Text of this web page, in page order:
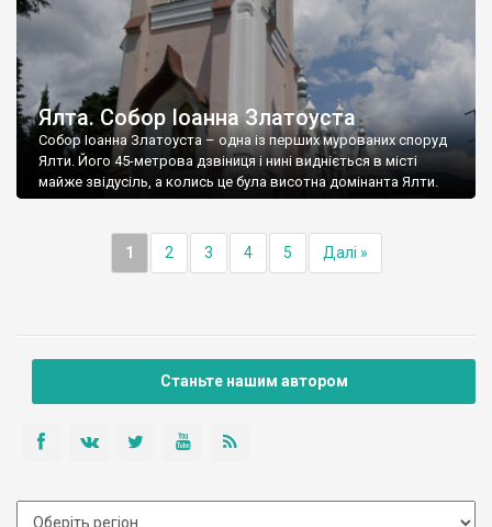
Ялта. Собор Іоанна Златоуста
Собор Іоанна Златоуста – одна із перших мурованих споруд
Ялти. Його 45-метрова дзвіниця і нині видніється в місті
майже звідусіль, а колись це була висотна домінанта Ялти.
1 2 3 4 5 Далі »
Станьте нашим автором